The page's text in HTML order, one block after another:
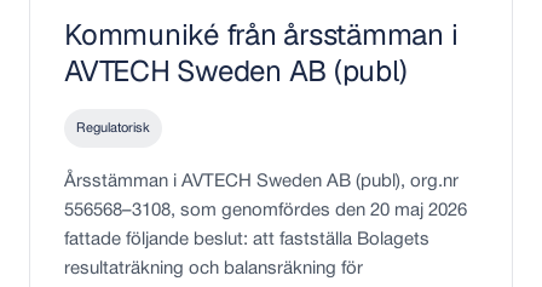
Kommuniké från årsstämman i
AVTECH Sweden AB (publ)
Regulatorisk
Årsstämman i AVTECH Sweden AB (publ), org.nr
556568–3108, som genomfördes den 20 maj 2026
fattade följande beslut: att fastställa Bolagets
resultaträkning och balansräkning för